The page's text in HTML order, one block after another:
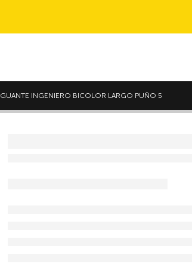
GUANTE INGENIERO BICOLOR LARGO PUÑO 5